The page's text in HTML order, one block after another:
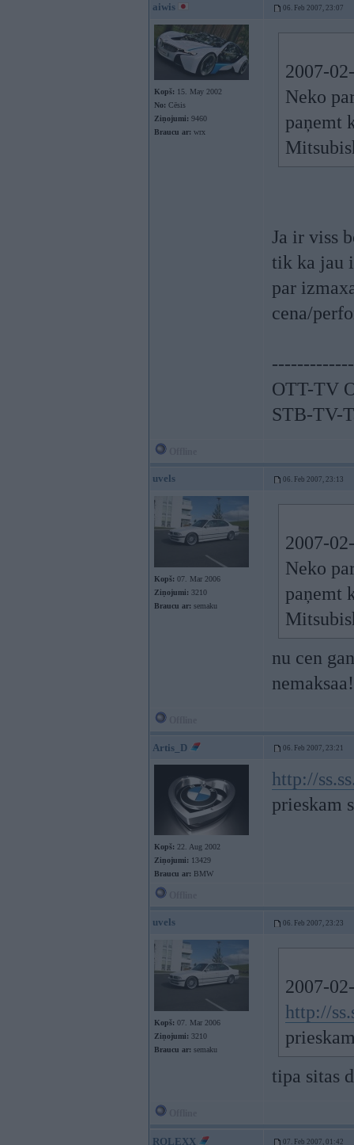
aiwis 06. Feb 2007, 23:07
Kopš: 15. May 2002
No: Cēsis
Ziņojumi: 9460
Braucu ar: wrx
2007-
Neko
paņemt
Ja ir viss
tik ka jau
par
cena/
OTT-TV
STB-TV-
uvels 06. Feb 2007, 23:13
Kopš: 07. Mar 2006
Ziņojumi: 3210
Braucu ar: semaku
2007-
Neko
paņemt
nu cen
Artis_D 06. Feb 2007, 23:21
Kopš: 22. Aug 2002
Ziņojumi: 13429
Braucu ar: BMW
http://
prieskam
uvels 06. Feb 2007, 23:23
Kopš: 07. Mar 2006
Ziņojumi: 3210
Braucu ar: semaku
2007-
http://
tipa sitas
ROLEXX 07. Feb 2007, 01:42